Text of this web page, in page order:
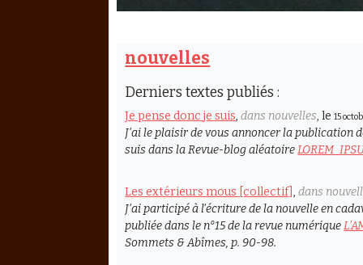
nouvelles
Derniers textes publiés :
Je pense donc je suis,dans nouvelles, le15
J’ai le plaisir de vous annoncer la publication
suis dans la Revue-blog aléatoire
Les extérieurs mous [collectif],dans
J’ai participé à l’écriture de la nouvelle en
publiée dans le n°15 de la revue numérique
Sommets & Abîmes, p. 90-98.